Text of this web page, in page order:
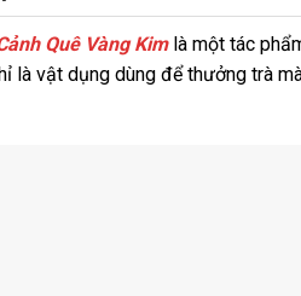
Quê Vàng Kimlà một tác
là vật dụng dùng để thưởng trà